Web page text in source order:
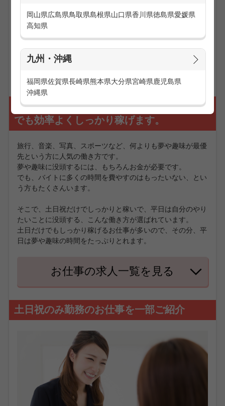
岡山県広島県鳥取県島根県山口県香川県徳島県愛媛県
高知県
九州・沖縄
福岡県佐賀県長崎県熊本県大分県宮崎県 鹿児島県
沖縄県
「平日の仕事だけじゃ物足りない！」
「短期間に一気に稼ぎたい！」
そんな方にオススメな働き方です。
趣味や夢が優先な方にオススメ！土日だけ
でも効率よくしっかり稼げます。
旅行、音楽、写真、スポーツなど、何よりも夢や趣味が最優
先という方に人気の働き方です。
夢や趣味に没頭するには、もちろんお金が必要です。
でも、バイトに多くの時間を費やすのはもったいない、とい
う方もたくさんいます。
そこで、土日祝だけでしっかりと稼いで、平日は自分のやり
たいことに没頭する、こんな働き方が選ばれています。
土日だけでもしっかり稼げるお仕事が多いので、その分、平
日は夢や趣味の時間をたっぷりとれます。
お仕事の求人一覧を見る
土日祝のみ勤務のお仕事を一部ご紹介